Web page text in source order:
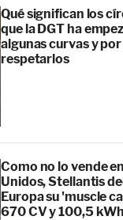
Qué significan los
que la DGT ha
algunas curvas y
respetarlos
Como no lo vende
Unidos, Stellantis
Europa su 'muscle
670 CV y 100,5